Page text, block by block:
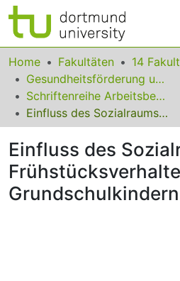
Communities & Collections
All of Eldorado
Statistics
FAQ
Policy
Back to the Homepage
Home Fakultäten
Gesundheitsförderung und Verbraucherbildung
Schriftenreihe Arbeitsberichte
Einfluss des Sozialraums auf das Frühstücksverhalten von Grundschulkindern
Einfluss des
Grundschulkindern